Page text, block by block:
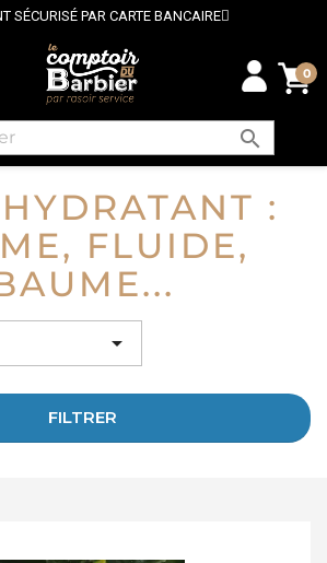
SÉCURISÉ PAR CARTE BANCAIRE
0
search
:
FLUIDE,

FILTRER